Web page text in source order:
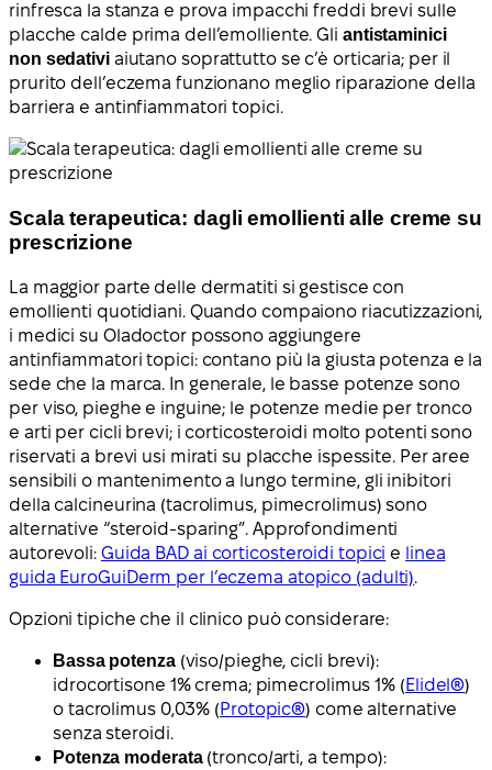
rinfresca la stanza e prova impacchi freddi brevi sulle
placche calde prima dell’emolliente. Gli antistaminici
non sedativiaiutano soprattutto se c’è orticaria; per il
prurito dell’eczema funzionano meglio riparazione della
barriera e antinfiammatori topici.
Scala terapeutica: dagli emollienti alle creme su
prescrizione
La maggior parte delle dermatiti si gestisce con
emollienti quotidiani. Quando compaiono riacutizzazioni,
i medici su Oladoctor possono aggiungere
antinfiammatori topici: contano più la giusta potenza e la
sede che la marca. In generale, le basse potenze sono
per viso, pieghe e inguine; le potenze medie per tronco
e arti per cicli brevi; i corticosteroidi molto potenti sono
riservati a brevi usi mirati su placche ispessite. Per aree
sensibili o mantenimento a lungo termine, gli inibitori
della calcineurina (tacrolimus, pimecrolimus) sono
alternative “steroid-sparing”. Approfondimenti
autorevoli: Guida BAD ai corticosteroidi topici e linea
guida EuroGuiDerm per l’eczema atopico (adulti).
Opzioni tipiche che il clinico può considerare:
Bassa potenza(viso/pieghe, cicli brevi):
idrocortisone 1% crema; pimecrolimus 1% (Elidel®)
o tacrolimus 0,03% (Protopic®) come alternative
senza steroidi.
Potenza moderata(tronco/arti, a tempo):